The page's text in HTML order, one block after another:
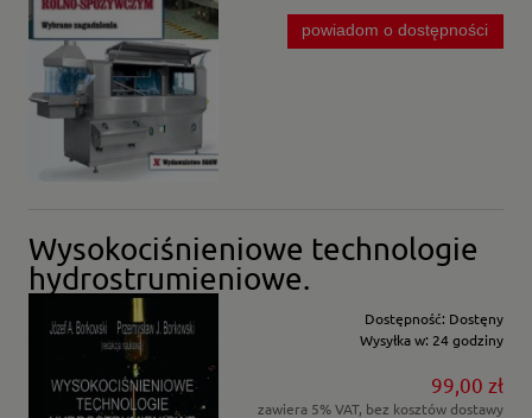
powiadom o dostępności
Wysokociśnieniowe technologie
hydrostrumieniowe.
Dostępność: Dostęny
Wysyłka w: 24 godziny
99,00 zł
zawiera 5% VAT, bez kosztów dostawy